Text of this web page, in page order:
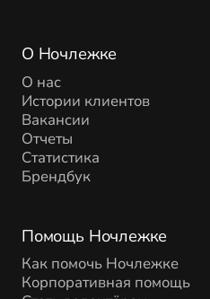
О Ночлежке
О нас
Истории клиентов
Вакансии
Отчеты
Статистика
Брендбук
Помощь Ночлежке
Как помочь Ночлежке
Корпоративная помощь